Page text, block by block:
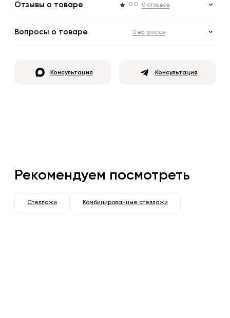
Отзывы о товаре 0.0 0 отзывов
Вопросы о товаре 0 вопросов
Консультация Консультация
Рекомендуем посмотреть
Стеллажи Комбинированные стеллажи